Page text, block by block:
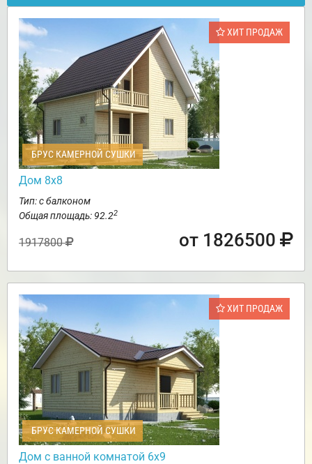
ХИТ ПРОДАЖ
БРУС КАМЕРНОЙ СУШКИ
Дом 8х8
Тип: с балконом
Общая площадь: 92.22
1917800 от 1826500
ХИТ ПРОДАЖ
БРУС КАМЕРНОЙ СУШКИ
Дом с ванной комнатой 6х9